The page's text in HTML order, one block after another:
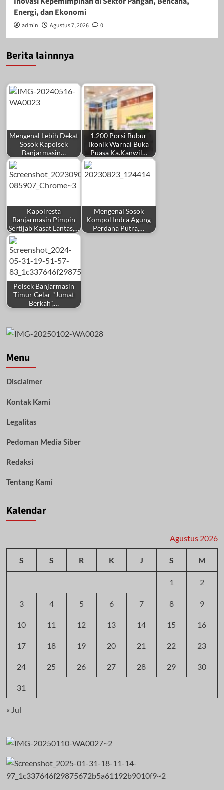
Energi, dan Ekonomi
admin Agustus 7, 2026 0
Berita lainnnya
Mengenal Lebih Dekat
Sosok Kapolsek
Banjarmasin…
1.200 Porsi Bubur
Ikonik Warnai Buka
Puasa Ka.Kanwil…
Kapolresta
Banjarmasin Pimpin
Sertijab Kasat Lantas,…
Mengenal Sosok
Kompol Indra Agung
Perdana Putra,…
Polsek Banjarmasin
Timur Gelar "Jumat
Berkah",…
Menu
Disclaimer
Kontak Kami
Legalitas
Pedoman Media Siber
Redaksi
Tentang Kami
Kalendar
Agustus 2026
S S R K J S M
1 2
3 4 5 6 7 8 9
10 11 12 13 14 15 16
17 18 19 20 21 22 23
24 25 26 27 28 29 30
31
« Jul